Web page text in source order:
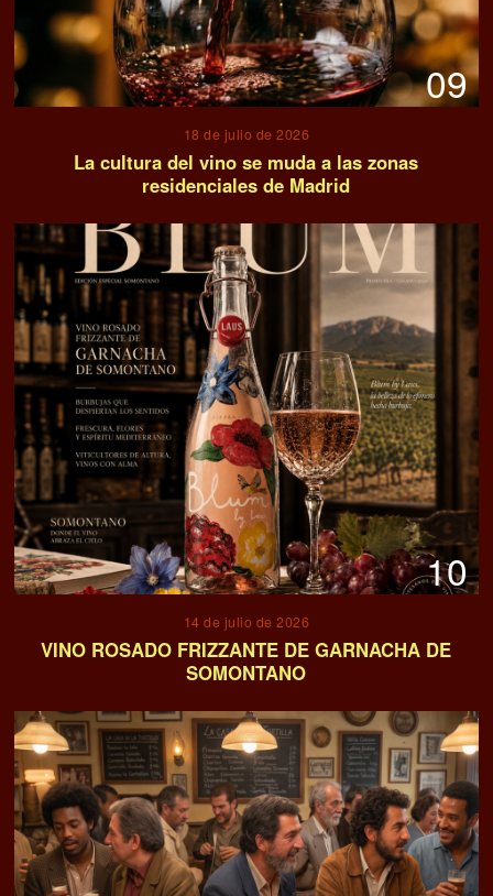
09
18 de julio de 2026
La cultura del vino se muda a las zonas
residenciales de Madrid
10
14 de julio de 2026
VINO ROSADO FRIZZANTE DE GARNACHA DE
SOMONTANO